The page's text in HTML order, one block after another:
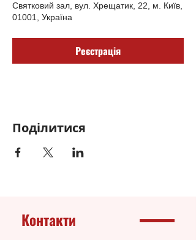
Святковий зал, вул. Хрещатик, 22, м. Київ,
01001, Україна
Реєстрація
Поділитися
Контакти